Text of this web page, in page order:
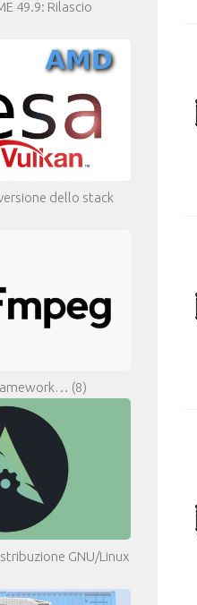
49.9: Rilascio
dello stack
(8)
GNU/Linux